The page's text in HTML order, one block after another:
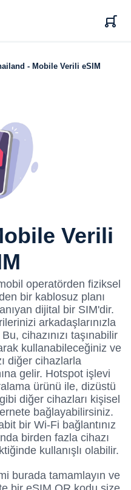
- Mobile Verili eSIM
Verili
operatörden fiziksel
bir kablosuz planı
dijital bir SIM'dir.
arkadaşlarınızla
Bu, cihazınızı taşınabilir
kullanabileceğiniz ve
diğer cihazlarla
gelir. Hotspot işlevi
ürünü ile, dizüstü
diğer cihazları kişisel
bağlayabilirsiniz.
bir Wi-Fi bağlantınız
birden fazla cihazı
kullanışlı olabilir.
burada tamamlayın ve